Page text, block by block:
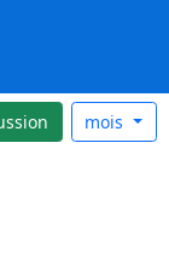
mois